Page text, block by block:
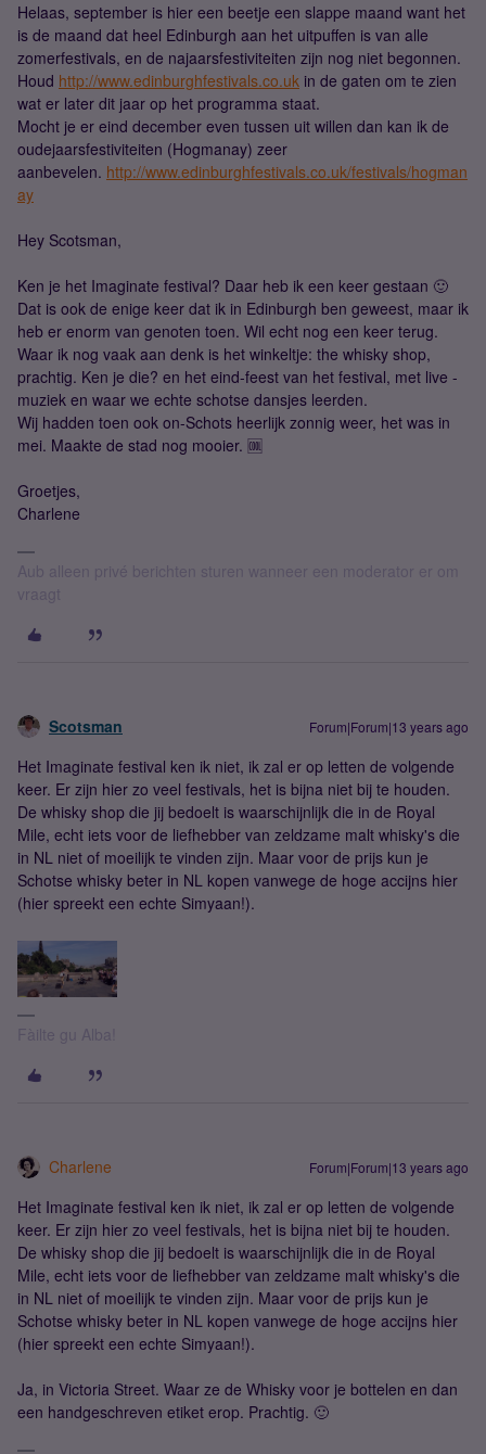
Helaas, september is hier een beetje een slappe maand want het
is de maand dat heel Edinburgh aan het uitpuffen is van alle
zomerfestivals, en de najaarsfestiviteiten zijn nog niet begonnen.
Houd http://www.edinburghfestivals.co.uk in de gaten om te zien
wat er later dit jaar op het programma staat.
Mocht je er eind december even tussen uit willen dan kan ik de
oudejaarsfestiviteiten (Hogmanay) zeer
aanbevelen. http://www.edinburghfestivals.co.uk/festivals/hogman
ay
Hey Scotsman,
Ken je het Imaginate festival? Daar heb ik een keer gestaan 🙂
Dat is ook de enige keer dat ik in Edinburgh ben geweest, maar ik
heb er enorm van genoten toen. Wil echt nog een keer terug.
Waar ik nog vaak aan denk is het winkeltje: the whisky shop,
prachtig. Ken je die? en het eind-feest van het festival, met live -
muziek en waar we echte schotse dansjes leerden.
Wij hadden toen ook on-Schots heerlijk zonnig weer, het was in
mei. Maakte de stad nog mooier. 🆒
Groetjes,
Charlene
Aub alleen privé berichten sturen wanneer een moderator er om
vraagt
Scotsman Forum|Forum|13 years ago
Het Imaginate festival ken ik niet, ik zal er op letten de volgende
keer. Er zijn hier zo veel festivals, het is bijna niet bij te houden.
De whisky shop die jij bedoelt is waarschijnlijk die in de Royal
Mile, echt iets voor de liefhebber van zeldzame malt whisky's die
in NL niet of moeilijk te vinden zijn. Maar voor de prijs kun je
Schotse whisky beter in NL kopen vanwege de hoge accijns hier
(hier spreekt een echte Simyaan!).
Fàilte gu Alba!
Charlene Forum|Forum|13 years ago
Het Imaginate festival ken ik niet, ik zal er op letten de volgende
keer. Er zijn hier zo veel festivals, het is bijna niet bij te houden.
De whisky shop die jij bedoelt is waarschijnlijk die in de Royal
Mile, echt iets voor de liefhebber van zeldzame malt whisky's die
in NL niet of moeilijk te vinden zijn. Maar voor de prijs kun je
Schotse whisky beter in NL kopen vanwege de hoge accijns hier
(hier spreekt een echte Simyaan!).
Ja, in Victoria Street. Waar ze de Whisky voor je bottelen en dan
een handgeschreven etiket erop. Prachtig. 🙂